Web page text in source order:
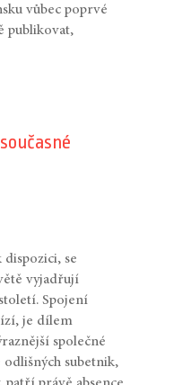
vůbec poprvé
publikovat,
se
vyjadřují
Spojení
je dílem
společné
subetnik,